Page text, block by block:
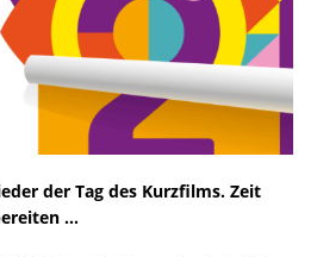
der Tag des Kurzfilms. Zeit
…